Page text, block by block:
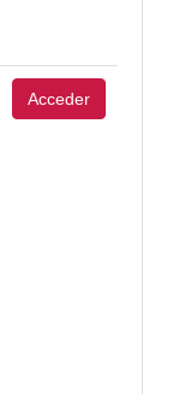
Acceder